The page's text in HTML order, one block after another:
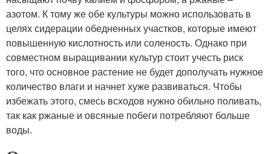
азотом. К тому же обе культуры можно использовать в
целях сидерации обедненных участков, которые имеют
повышенную кислотность или соленость. Однако при
совместном выращивании культур стоит учесть риск
того, что основное растение не будет дополучать нужное
количество влаги и начнет хуже развиваться. Чтобы
избежать этого, смесь всходов нужно обильно поливать,
так как ржаные и овсяные побеги потребляют больше
воды.